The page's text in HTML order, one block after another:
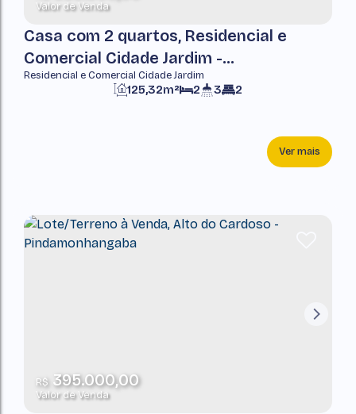
Valor de Venda
Casa com 2 quartos, Residencial e
Comercial Cidade Jardim -
Pindamonhangaba
Residencial e Comercial Cidade Jardim
2 3
125,32m² 2
Ver mais
R$395.000,00
Valor de Venda